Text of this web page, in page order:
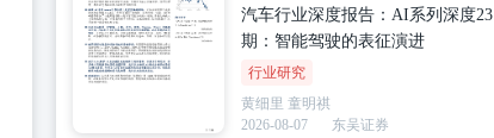
汽车行业深度报告：AI系列深度23
期：智能驾驶的表征演进
行业研究
黄细里 童明祺
2026-08-07
东吴证券